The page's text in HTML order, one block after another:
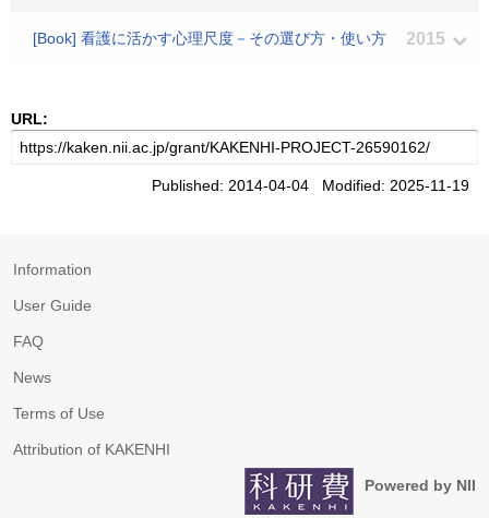
[Book] 看護に活かす心理尺度－その選び方・使い方 2015
URL:
Published: 2014-04-04 Modified: 2025-11-19
Information
User Guide
FAQ
News
Terms of Use
Attribution of KAKENHI
Powered by NII